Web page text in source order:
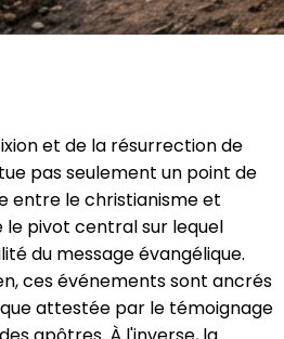
et de la résurrection de
pas seulement un point de
entre le christianisme et
le pivot central sur lequel
du message évangélique.
ces événements sont ancrés
attestée par le témoignage